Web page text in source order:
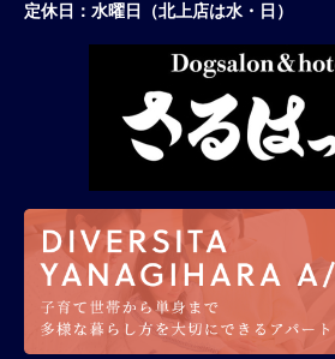
定休日： 水曜日（北上店は水・日）